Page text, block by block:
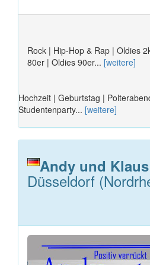
Rock | Hip-Hop & Rap | Oldies
80er | Oldies 90er... [weitere]
Hochzeit | Geburtstag |
Studentenparty... [weitere]
Andy und Klaus
Düsseldorf